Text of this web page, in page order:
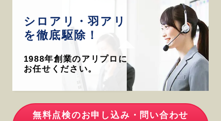
シロアリ・羽アリ
を徹底駆除！
1988年創業のアリプロに
お任せください。
無料点検のお申し込み・問い合わせ